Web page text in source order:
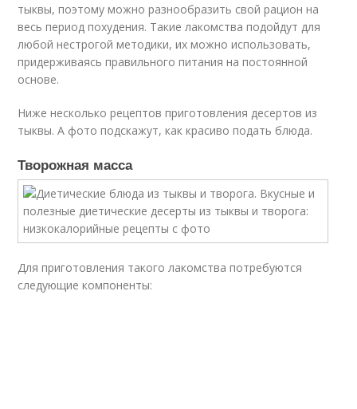
тыквы, поэтому можно разнообразить свой рацион на
весь период похудения. Такие лакомства подойдут для
любой нестрогой методики, их можно использовать,
придерживаясь правильного питания на постоянной
основе.
Ниже несколько рецептов приготовления десертов из
тыквы. А фото подскажут, как красиво подать блюда.
Творожная масса
Для приготовления такого лакомства потребуются
следующие компоненты: